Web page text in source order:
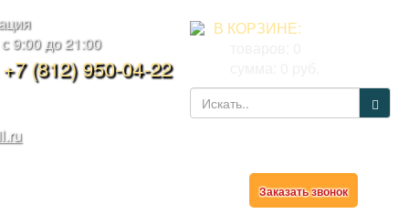
9:00 до 21:00
+7 (812) 950-04-22
В КОРЗИНЕ:
Заказать звонок